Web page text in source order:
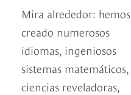
Mira alrededor: hemos
creado numerosos
idiomas, ingeniosos
sistemas matemáticos,
ciencias reveladoras,